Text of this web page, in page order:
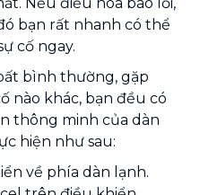
bạn rất nhanh có thể
cố ngay.
bình thường, gặp
nào khác, bạn đều có
thông minh của dàn
hiện như sau:
về phía dàn lạnh.